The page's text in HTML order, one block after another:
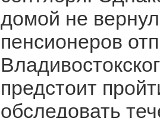
домой не
пенсионеров
предстоит
обследовать